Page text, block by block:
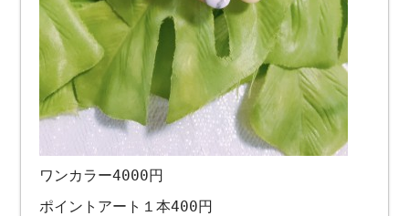
ワンカラー4000円
ポイントアート１本400円